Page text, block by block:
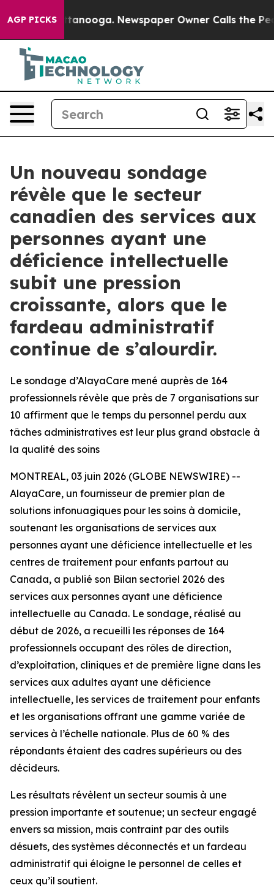
AGP PICKS
in Chattanooga. Newspaper Owner Calls the
Un nouveau sondage
révèle que le secteur
canadien des services aux
personnes ayant une
déficience intellectuelle
subit une pression
croissante, alors que le
fardeau administratif
continue de s’alourdir.
Le sondage d’AlayaCare mené auprès de 164
professionnels révèle que près de 7 organisations sur
10 affirment que le temps du personnel perdu aux
tâches administratives est leur plus grand obstacle à
la qualité des soins
MONTREAL, 03 juin 2026 (GLOBE NEWSWIRE) --
AlayaCare, un fournisseur de premier plan de
solutions infonuagiques pour les soins à domicile,
soutenant les organisations de services aux
personnes ayant une déficience intellectuelle et les
centres de traitement pour enfants partout au
Canada, a publié son Bilan sectoriel 2026 des
services aux personnes ayant une déficience
intellectuelle au Canada. Le sondage, réalisé au
début de 2026, a recueilli les réponses de 164
professionnels occupant des rôles de direction,
d’exploitation, cliniques et de première ligne dans les
services aux adultes ayant une déficience
intellectuelle, les services de traitement pour enfants
et les organisations offrant une gamme variée de
services à l’échelle nationale. Plus de 60 % des
répondants étaient des cadres supérieurs ou des
décideurs.
Les résultats révèlent un secteur soumis à une
pression importante et soutenue; un secteur engagé
envers sa mission, mais contraint par des outils
désuets, des systèmes déconnectés et un fardeau
administratif qui éloigne le personnel de celles et
ceux qu’il soutient.